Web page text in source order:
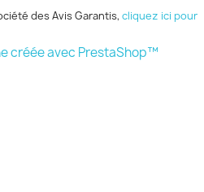
des Avis Garantis, cliquez ici pour
créée avec PrestaShop™